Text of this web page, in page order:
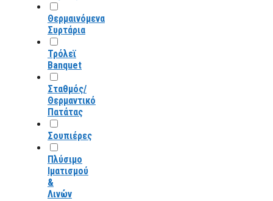
Θερμαινόμενα
Συρτάρια
Τρόλεϊ
Banquet
Σταθμός/
Θερμαντικό
Πατάτας
Σουπιέρες
Πλύσιμο
Ιματισμού
&
Λινών